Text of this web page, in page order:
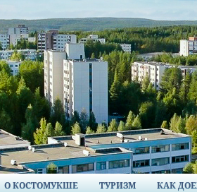
О КОСТОМУКШЕ ТУРИЗМ КАК